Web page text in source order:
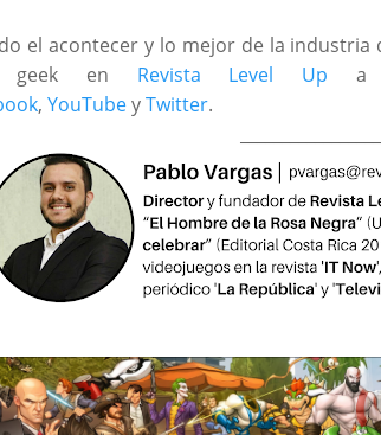
el acontecer y lo mejor de la industria
geek en Revista Level Up a
, YouTubeyTwitter.